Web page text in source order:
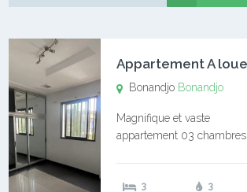
Bonandjo Bonandjo
Magnifique et vaste
appartement 03 chambres
douches 01 vaste salon 01
3
3